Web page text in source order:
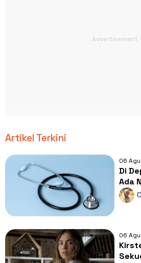
Artikel Terkini
06
Di
Ada
06